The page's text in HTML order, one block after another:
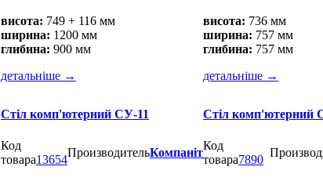
висота: 749 + 116 мм
ширина: 1200 мм
глибина: 900 мм
детальніше →
висота: 736 мм
ширина: 757 мм
глибина: 757 мм
детальніше →
Стіл комп'ютерний СУ-11
Код
товара13654
ПроизводительКомпаніт
Стіл комп'ютерний
Код
товара7890